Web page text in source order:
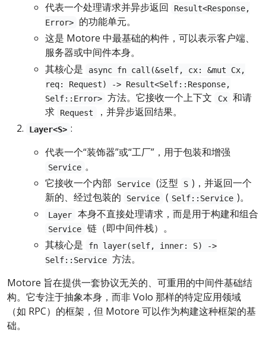
代表一个处理请求并异步返回
Result<Response,
Error>
的功能单元。
这是 Motore 中最基础的构件，可以表示客户端、
服务器或中间件本身。
其核心是
async fn call(&self, cx: &mut Cx,
req: Request) -> Result<Self::Response,
Self::Error> 方法。它接收一个上下文 Cx 和请
求
Request ，并异步返回结果。
Layer<S> :
代表一个“装饰器”或“工厂”，用于包装和增强
Service 。
它接收一个内部
Service (泛型 S )，并返回一个
新的、经过包装的
Service ( Self::Service )。
Layer 本身不直接处理请求，而是用于构建和组合
Service
链（即中间件栈）。
其核心是
fn layer(self, inner: S) ->
Self::Service 方法。
Motore 旨在提供一套协议无关的、可重用的中间件基础结
构。它专注于抽象本身，而非 Volo 那样的特定应用领域
（如 RPC）的框架，但 Motore 可以作为构建这种框架的基
础。